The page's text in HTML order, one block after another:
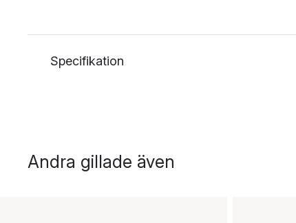
Specifikation
Andra gillade även